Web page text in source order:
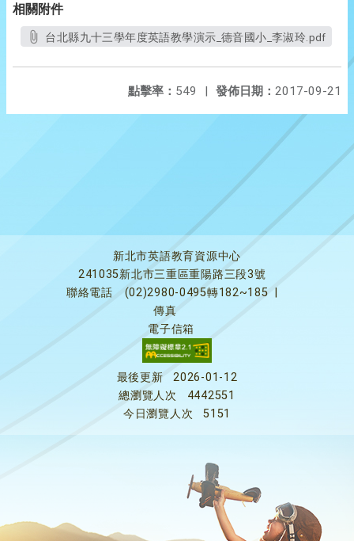
相關附件
台北縣九十三學年度英語教學演示_德音國小_李淑玲.pdf
發佈日期： 2017-09-21
點擊率： 549 |
新北市英語教育資源中心
241035新北市三重區重陽路三段3號
聯絡電話
(02)2980-0495轉182~185
傳真
電子信箱
最後更新
2026-01-12
總瀏覽人次
4442551
今日瀏覽人次
5151